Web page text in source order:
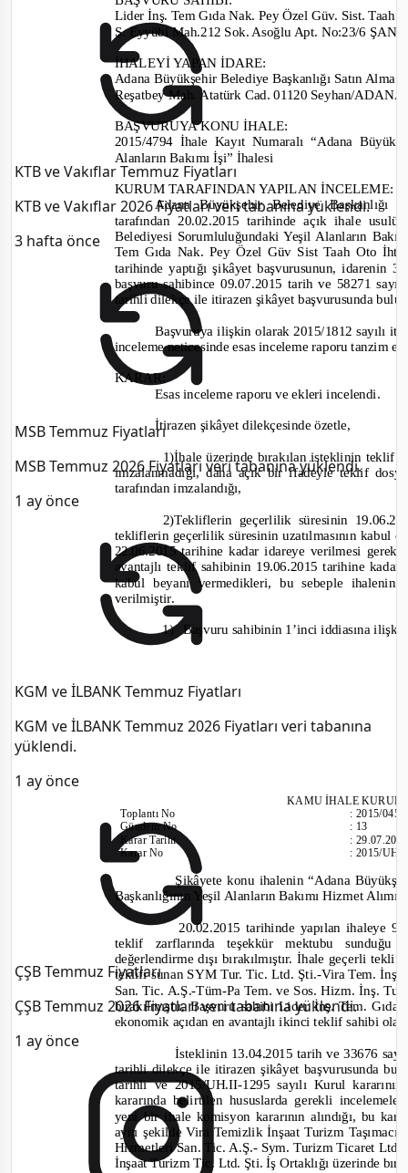
KTB ve Vakıflar Temmuz Fiyatları
KTB ve Vakıflar 2026 Fiyatları veri tabanına yüklendi.
3 hafta önce
MSB Temmuz Fiyatları
MSB Temmuz 2026 Fiyatları veri tabanına yüklendi.
1 ay önce
KGM ve İLBANK Temmuz Fiyatları
KGM ve İLBANK Temmuz 2026 Fiyatları veri tabanına
yüklendi.
1 ay önce
ÇŞB Temmuz Fiyatları
ÇŞB Temmuz 2026 Fiyatları veri tabanına yüklendi.
1 ay önce
Lider İnş. Tem Gıda Nak. Pey Özel Güv. Sist. Taah.
S. Eyyübi Mah.212 Sok. Asoğlu Apt. No:23/6
İHALEYİ YAPAN İDARE:
Adana Büyükşehir Belediye Başkanlığı Satın Alma
Reşatbey Mah. Atatürk Cad.01120 Seyhan/
BAŞVURUYA KONU İHALE:
2015/4794 İhale Kayıt Numaralı “Adana
Alanların Bakımı İşi” İhalesi
KURUM TARAFINDAN YAPILAN İNCELEME:
Adana Büyükşehir Belediye
tarafından 20.02.2015 tarihindeaçık ihale usulü
Belediyesi Sorumluluğundaki Yeşil Alanların
Tem Gıda Nak. Pey Özel Güv Sist Taah Oto
tarihinde yaptığı şikâyetbaşvurusunun, idarenin
başvuru sahibince 09.07.2015 tarih ve 58271sayı
tarihli dilekçe ile itirazen şikâyet başvurusunda
Başvuruya ilişkin olarak 2015/1812 sayılı
inceleme neticesinde esas inceleme raporu tanzim
KARAR:
Esas inceleme raporu ve ekleri incelendi.
İtirazen şikâyet dilekçesinde özetle,
1)İhale üzerinde bırakılan isteklinin teklif
imzalanmadığı, daha açık bir ifadeyle teklif
tarafından imzalandığı,
2)Tekliflerin geçerlilik süresinin
tekliflerin geçerlilik süresinin uzatılmasının kabul
22.06.2015 tarihine kadar idareye verilmesi
avantajlı teklif sahibinin 19.06.2015 tarihine
kabul beyanı vermedikleri , bu sebeple ihalenin
verilmiştir.
1) Başvuru sahibinin 1’inci iddiasına
KAMU İHALE
ToplantıNo
Gündem No
Karar Tarihi
Karar No
:2015/045
: 13
:
:2015/
Şikâyetekonu ihalenin“Adana
Başkanlığının Yeşil Alanların Bakımı Hizmet Alımı”
20.02.2015 tarihinde yapılan ihaleye
teklif zarflarında teşekkür mektubu
değerlendirme dışı bırakılmıştır. İhale geçerli
teklifi sunan SYM Tur. Tic. Ltd. Şti.-Vira Tem. İnş.
San. Tic. A.Ş.-Tüm-Pa Tem. ve Sos. Hizm. İnş.
bırakılmıştır. Başvuru sahibi Lider İnş. Tem.
ekonomik açıdan en avantajlı ikinci teklif sahibi
İsteklinin 13.04.2015 tarih ve 33676
tarihli dilekçe ile itirazen şikâyet başvurusunda
tarihli ve 2015/UH.II-1295 sayılı Kurul
kararında belirtilen hususlarda gerekli
yeni bir ihale komisyon kararının alındığı, bu
aynı şekilde Vira Temizlik İnşaat Turizm
Hizmetleri San. Tic. A.Ş.- Sym. Turizm Ticaret Ltd.
İnşaat Turizm Tic. Ltd. Şti. İş Ortaklığı üzerinde